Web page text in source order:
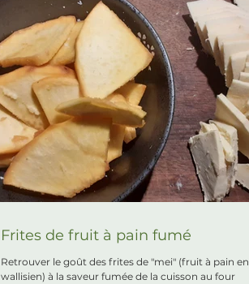
Frites de fruit à pain fumé
Retrouver le goût des frites de "mei" (fruit à pain en
wallisien) à la saveur fumée de la cuisson au four